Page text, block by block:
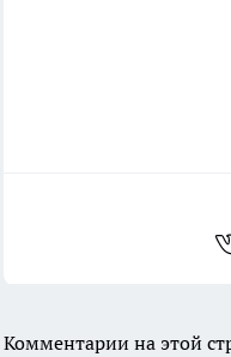
Комментарии на этой